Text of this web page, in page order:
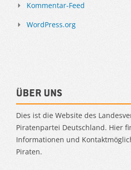
Kommentar-Feed
WordPress.org
Über uns
Dies ist die Website des
Piratenpartei Deutschland. Hier
Informationen und
Piraten.